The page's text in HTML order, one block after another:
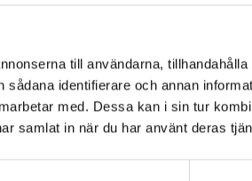
till användarna,
identifierare och annan
med. Dessa kan i sin tur
samlat in när du har använt deras